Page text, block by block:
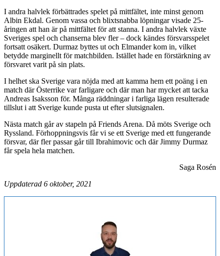
I andra halvlek förbättrades spelet på mittfältet, inte minst genom
Albin Ekdal. Genom vassa och blixtsnabba löpningar visade 25-
åringen att han är på mittfältet för att stanna. I andra halvlek växte
Sveriges spel och chanserna blev fler – dock kändes försvarsspelet
fortsatt osäkert. Durmaz byttes ut och Elmander kom in, vilket
betydde marginellt för matchbilden. Istället hade en förstärkning av
försvaret varit på sin plats.
I helhet ska Sverige vara nöjda med att kamma hem ett poäng i en
match där Österrike var farligare och där man har mycket att tacka
Andreas Isaksson för. Många räddningar i farliga lägen resulterade
tillslut i att Sverige kunde pusta ut efter slutsignalen.
Nästa match går av stapeln på Friends Arena. Då möts Sverige och
Ryssland. Förhoppningsvis får vi se ett Sverige med ett fungerande
försvar, där fler passar går till Ibrahimovic och där Jimmy Durmaz
får spela hela matchen.
Saga Rosén
Uppdaterad 6 oktober, 2021